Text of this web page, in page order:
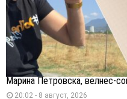
Марина Петровска, велнес-
20:02 - 8 август, 2026